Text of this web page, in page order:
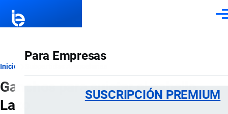
Para Empresas
SUSCRIPCIÓN PREMIUM
Ruta
de
navegación
Inicio
Ganchos para sujetar el cabello -
Lazo